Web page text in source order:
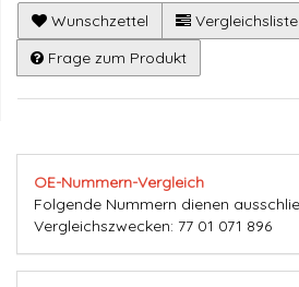
Wunschzettel
Vergleichsliste
Frage zum Produkt
OE-Nummern-Vergleich
Folgende Nummern dienen
Vergleichszwecken: 77 01 071 896